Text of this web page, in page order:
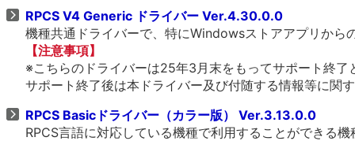
RPCS V4 Generic ドライバー Ver.4.30.0.0
機種共通ドライバーで、特にWindowsストアアプリから
【注意事項】
※こちらのドライバーは25年3月末をもってサポート終了
サポート終了後は本ドライバー及び付随する情報等に関
RPCS Basicドライバー（カラー版） Ver.3.13.0.0
RPCS言語に対応している機種で利用することができる